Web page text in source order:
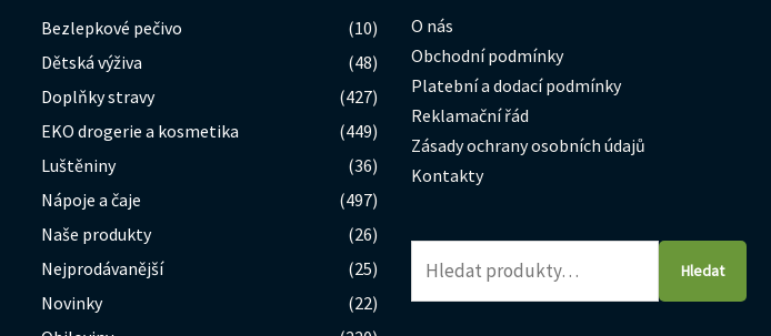
Bezlepkové pečivo
(10)
Dětská výživa
(48)
Doplňky stravy
(427)
EKO drogerie a kosmetika
(449)
Luštěniny
(36)
Nápoje a čaje
(497)
Naše produkty
(26)
Nejprodávanější
(25)
Novinky
(22)
O nás
Obchodní podmínky
Platební a dodací podmínky
Reklamační řád
Zásady ochrany osobních údajů
Kontakty
Hledat